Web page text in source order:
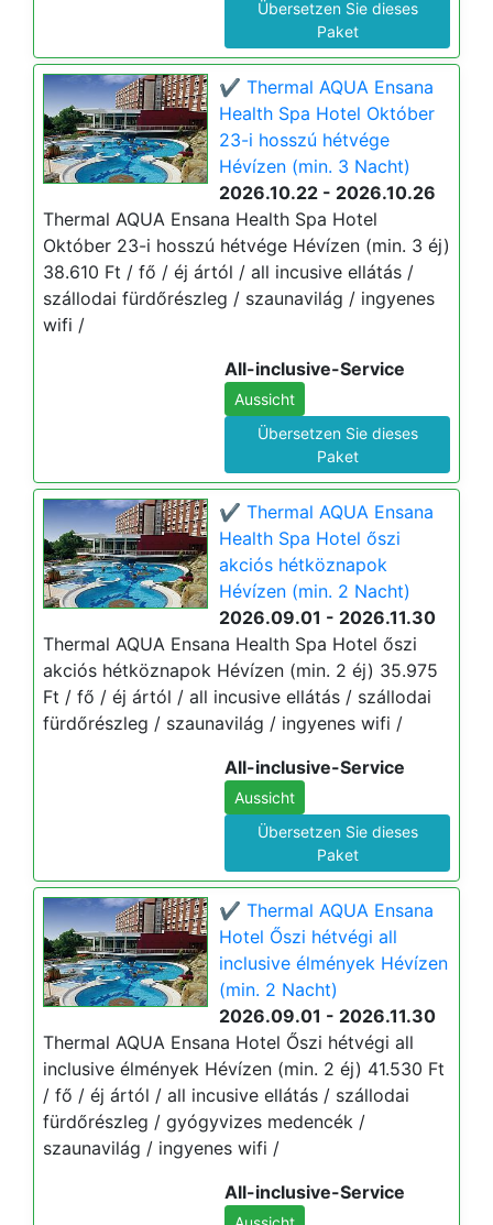
Übersetzen Sie dieses
Paket
✔️ Thermal AQUA Ensana
Health Spa Hotel Október
23-i hosszú hétvége
Hévízen (min. 3 Nacht)
2026.10.22 - 2026.10.26
Thermal AQUA Ensana Health Spa Hotel
Október 23-i hosszú hétvége Hévízen (min. 3 éj)
38.610 Ft / fő / éj ártól / all incusive ellátás /
szállodai fürdőrészleg / szaunavilág / ingyenes
wifi /
All-inclusive-Service
Aussicht
Übersetzen Sie dieses
Paket
✔️ Thermal AQUA Ensana
Health Spa Hotel őszi
akciós hétköznapok
Hévízen (min. 2 Nacht)
2026.09.01 - 2026.11.30
Thermal AQUA Ensana Health Spa Hotel őszi
akciós hétköznapok Hévízen (min. 2 éj) 35.975
Ft / fő / éj ártól / all incusive ellátás / szállodai
fürdőrészleg / szaunavilág / ingyenes wifi /
All-inclusive-Service
Aussicht
Übersetzen Sie dieses
Paket
✔️ Thermal AQUA Ensana
Hotel Őszi hétvégi all
inclusive élmények Hévízen
(min. 2 Nacht)
2026.09.01 - 2026.11.30
Thermal AQUA Ensana Hotel Őszi hétvégi all
inclusive élmények Hévízen (min. 2 éj) 41.530 Ft
/ fő / éj ártól / all incusive ellátás / szállodai
fürdőrészleg / gyógyvizes medencék /
szaunavilág / ingyenes wifi /
All-inclusive-Service